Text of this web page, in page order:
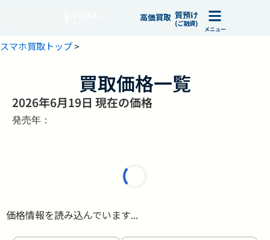
高価買取 質預け
(ご融資)
メニュー
スマホ買取トップ>
買取価格一覧
2026年6月19日 現在の価格
発売年：
価格情報を読み込んでいます...